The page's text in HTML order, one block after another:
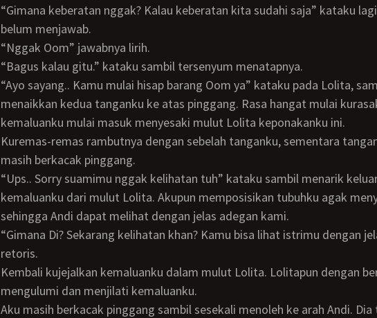
“Gimana keberatan nggak? Kalau keberatan kita sudahi saja” kataku lagi karena Andi
belum menjawab.
“Nggak Oom” jawabnya lirih.
“Bagus kalau gitu.” kataku sambil tersenyum menatapnya.
“Ayo sayang.. Kamu mulai hisap barang Oom ya” kataku pada Lolita, sambil
menaikkan kedua tanganku ke atas pinggang. Rasa hangat mulai
kemaluanku mulai masuk menyesaki mulut Lolita keponakanku ini.
Kuremas-remas rambutnya dengan sebelah tanganku, sementara tanganku yang lain
masih berkacak pinggang.
“Ups.. Sorry suamimu nggak kelihatan tuh” kataku sambil menarik keluar
kemaluanku dari mulut Lolita. Akupun memposisikan tubuhku agak
sehingga Andi dapat melihat dengan jelas adegan kami.
“Gimana Di? Sekarang kelihatan khan? Kamu bisa lihat istrimu dengan jelas?” tanyaku
retoris.
Kembali kujejalkan kemaluanku dalam mulut Lolita. Lolitapun dengan bernafsu
mengulumi dan menjilati kemaluanku.
Aku masih berkacak pinggang sambil sesekali menoleh ke arah Andi. Dia tampak